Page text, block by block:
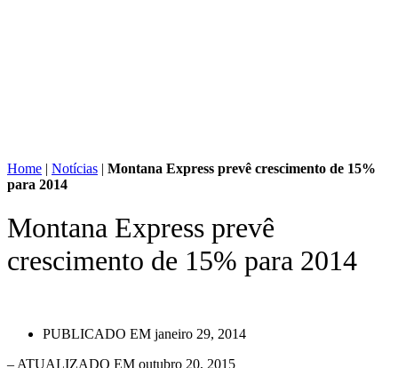
Home | Notícias | Montana Express prevê crescimento de 15%
para 2014
Montana Express prevê
crescimento de 15% para 2014
PUBLICADO EM janeiro 29, 2014
– ATUALIZADO EM outubro 20, 2015